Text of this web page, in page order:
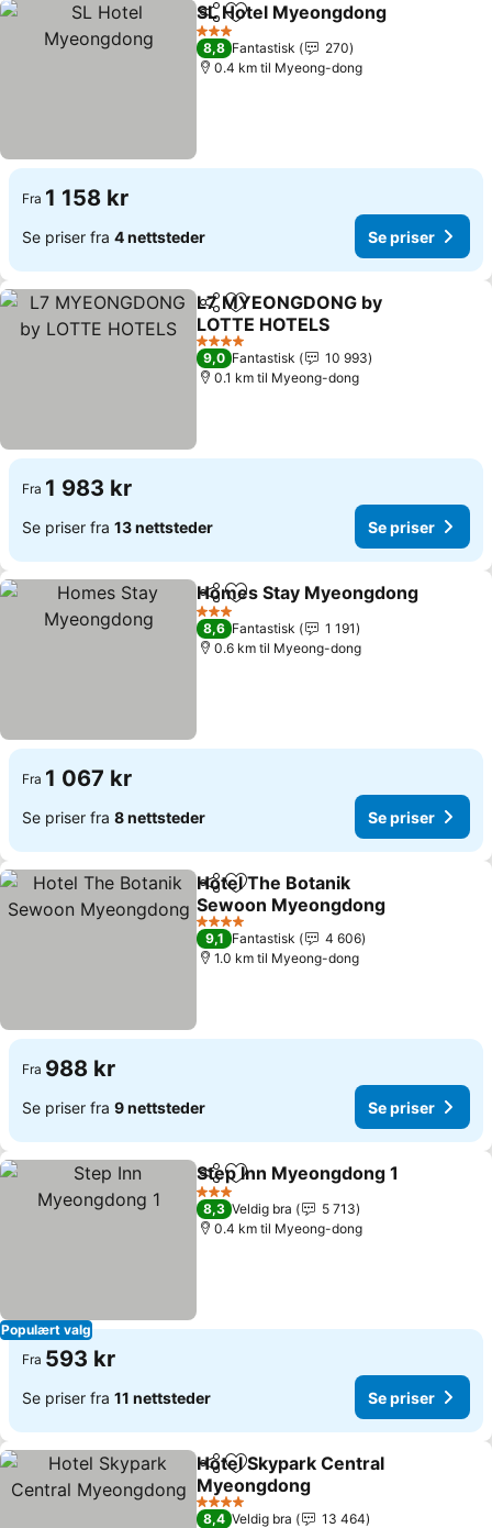
Del Legg til i favoritter
SL Hotel Myeongdong
3 Stjerner
8,8 Fantastisk
270
0.4 km til Myeong-dong
Fra 1 158 kr
Se priser fra 4 nettsteder Se priser
Del Legg til i favoritter
L7 MYEONGDONG by
LOTTE HOTELS
Se priser
4 Stjerner
9,0 Fantastisk
10 993
0.1 km til Myeong-dong
Fra 1 983 kr
Se priser fra 13 nettsteder Se priser
Del Legg til i favoritter
Homes Stay Myeongdong
3 Stjerner
8,6 Fantastisk
1 191
0.6 km til Myeong-dong
Fra 1 067 kr
Se priser fra 8 nettsteder Se priser
Del Legg til i favoritter
Hotel The Botanik
Sewoon Myeongdong
Se priser
4 Stjerner
9,1 Fantastisk
4 606
1.0 km til Myeong-dong
Fra 988 kr
Se priser fra 9 nettsteder Se priser
Populært valg
Del Legg til i favoritter
Step Inn Myeongdong 1
3 Stjerner
8,3 Veldig bra
5 713
0.4 km til Myeong-dong
Fra 593 kr
Se priser fra 11 nettsteder Se priser
Del Legg til i favoritter
Hotel Skypark Central
Myeongdong
Se priser
4 Stjerner
8,4 Veldig bra
13 464